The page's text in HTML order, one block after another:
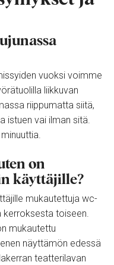
vuoksi voimme
liikkuvan
riippumatta siitä,
istuen vai ilman sitä.
on
käyttäjille?
mukautettuja wc-
kerroksesta toiseen.
mukautettu
näyttämön edessä
teatterilavan